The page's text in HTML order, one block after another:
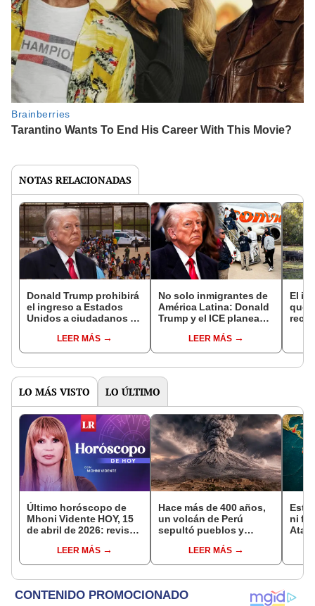
NOTAS RELACIONADAS
Donald Trump prohibirá
el ingreso a Estados
Unidos a ciudadanos de
este lunes 9 de junio
LEER MÁS
No solo inmigrantes de
América Latina: Donald
Trump y el ICE planean
grupo residente en
EEUU, según estudio
LEER MÁS
El
que
asno
LO MÁS VISTO LO ÚLTIMO
Último horóscopo de
Mhoni Vidente HOY, 15
de abril de 2026: revisa
signo y entérate si te
espera un día
LEER MÁS
Hace más de 400 años,
un volcán de Perú
sepultó pueblos y
veranos más fríos de la
historia: sigue bajo
LEER MÁS
Este
ni